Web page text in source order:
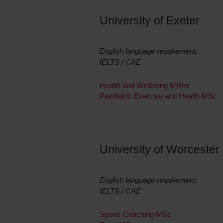
University of Exeter
English language requirement:
IELTS / CAE
Health and Wellbeing MRes
Paediatric Exercise and Health MSc
University of Worcester​
English language requirement:
IELTS / CAE
Sports Coaching MSc